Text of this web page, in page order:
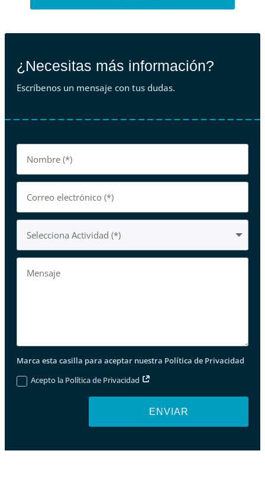
¿Necesitas más información?
Escríbenos un mensaje con tus dudas.
Marca esta casilla para aceptar nuestra Política de Privacidad
Acepto la Política de Privacidad
ENVIAR